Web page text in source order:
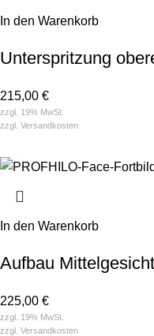
In den Warenkorb
Unterspritzung
215,00 €
zzgl. 19% MwSt.
zzgl. Versandkosten
In den Warenkorb
Aufbau
225,00 €
zzgl. 19% MwSt.
zzgl. Versandkosten